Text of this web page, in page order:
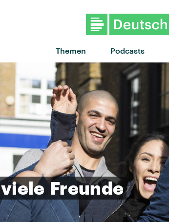
Themen Podcasts
viele Freunde